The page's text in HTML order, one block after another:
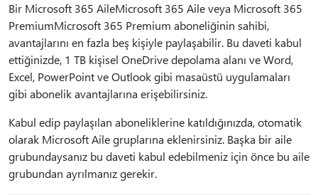
Bir Microsoft 365 AileMicrosoft 365 Aile veya Microsoft 365
PremiumMicrosoft 365 Premium aboneliğinin sahibi,
avantajlarını en fazla beş kişiyle paylaşabilir. Bu daveti kabul
ettiğinizde, 1 TB kişisel OneDrive depolama alanı ve Word,
Excel, PowerPoint ve Outlook gibi masaüstü uygulamaları
gibi abonelik avantajlarına erişebilirsiniz.
Kabul edip paylaşılan aboneliklerine katıldığınızda, otomatik
olarak Microsoft Aile gruplarına eklenirsiniz. Başka bir aile
grubundaysanız bu daveti kabul edebilmeniz için önce bu aile
grubundan ayrılmanız gerekir.